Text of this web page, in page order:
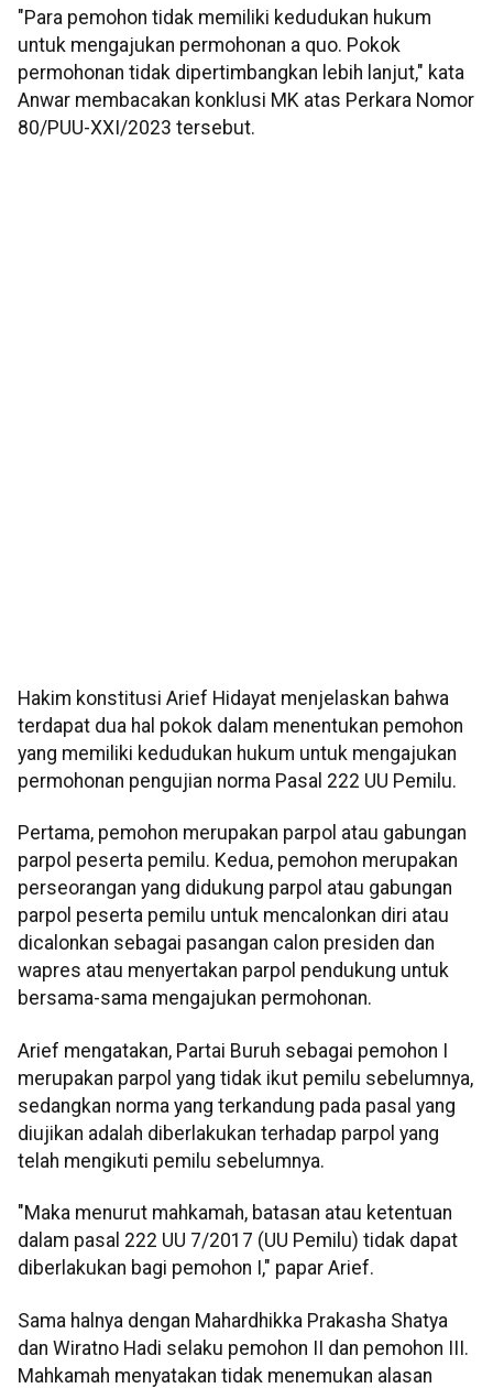
"Para pemohon tidak memiliki kedudukan hukum
untuk mengajukan permohonan a quo. Pokok
permohonan tidak dipertimbangkan lebih lanjut," kata
Anwar membacakan konklusi MK atas Perkara Nomor
80/PUU-XXI/2023 tersebut.
Hakim konstitusi Arief Hidayat menjelaskan bahwa
terdapat dua hal pokok dalam menentukan pemohon
yang memiliki kedudukan hukum untuk mengajukan
permohonan pengujian norma Pasal 222 UU Pemilu.
Pertama, pemohon merupakan parpol atau gabungan
parpol peserta pemilu. Kedua, pemohon merupakan
perseorangan yang didukung parpol atau gabungan
parpol peserta pemilu untuk mencalonkan diri atau
dicalonkan sebagai pasangan calon presiden dan
wapres atau menyertakan parpol pendukung untuk
bersama-sama mengajukan permohonan.
Arief mengatakan, Partai Buruh sebagai pemohon I
merupakan parpol yang tidak ikut pemilu sebelumnya,
sedangkan norma yang terkandung pada pasal yang
diujikan adalah diberlakukan terhadap parpol yang
telah mengikuti pemilu sebelumnya.
"Maka menurut mahkamah, batasan atau ketentuan
dalam pasal 222 UU 7/2017 (UU Pemilu) tidak dapat
diberlakukan bagi pemohon I," papar Arief.
Sama halnya dengan Mahardhikka Prakasha Shatya
dan Wiratno Hadi selaku pemohon II dan pemohon III.
Mahkamah menyatakan tidak menemukan alasan